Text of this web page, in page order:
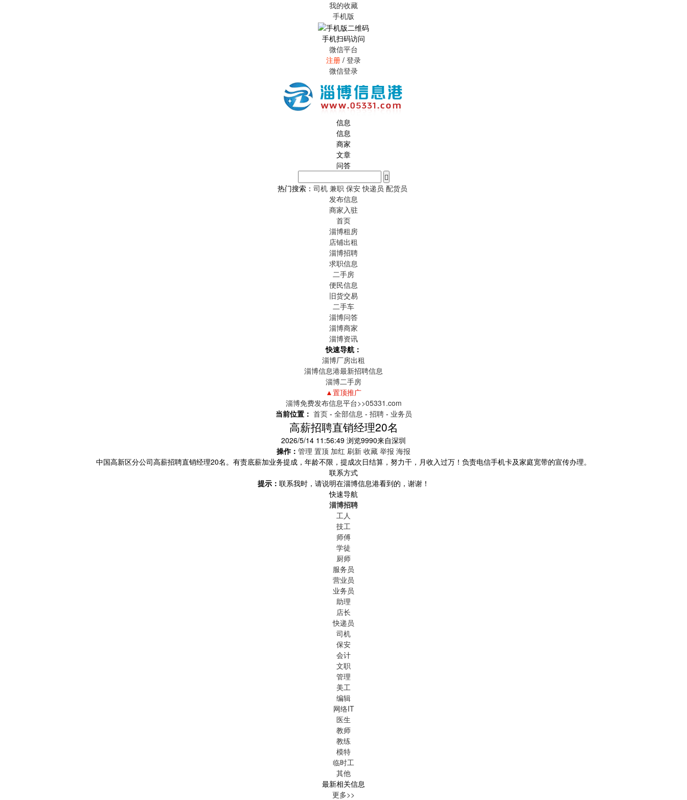
我的收藏
手机版
手机扫码访问
微信平台
注册 / 登录
微信登录
信息
信息
商家
文章
问答
热门搜索： 司机 兼职 保安 快递员 配货员
发布信息
商家入驻
首页
淄博租房
店铺出租
淄博招聘
求职信息
二手房
便民信息
旧货交易
二手车
淄博问答
淄博商家
淄博资讯
快速导航：
淄博厂房出租
淄博信息港最新招聘信息
淄博二手房
▲置顶推广
淄博免费发布信息平台>>05331.com
当前位置： 首页- 全部信息 - 招聘- 业务员
高薪招聘直销经理20名
2026/5/14 11:56:49 浏览9990来自深圳
操作： 管理 置顶 加红 刷新 收藏 举报 海报
中国高新区分公司高薪招聘直销经理20名。有责底薪加业务提成，年龄不限，提成次日结算，努力干，月收入过万！负责电信手机卡及家庭宽带的宣传办理。
联系方式
提示： 联系我时，请说明在淄博信息港看到的，谢谢！
快速导航
淄博招聘
工人
技工
师傅
学徒
厨师
服务员
营业员
业务员
助理
店长
快递员
司机
保安
会计
文职
管理
美工
编辑
网络IT
医生
教师
教练
模特
临时工
其他
最新相关信息
更多>>